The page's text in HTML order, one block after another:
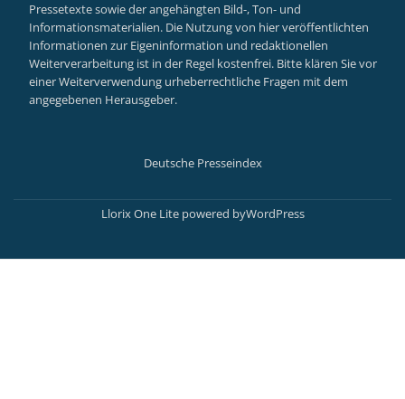
Pressetexte sowie der angehängten Bild-, Ton- und
Informationsmaterialien. Die Nutzung von hier veröffentlichten
Informationen zur Eigeninformation und redaktionellen
Weiterverarbeitung ist in der Regel kostenfrei. Bitte klären Sie vor
einer Weiterverwendung urheberrechtliche Fragen mit dem
angegebenen Herausgeber.
Deutsche Presseindex
Secondary
Llorix One Lite powered byWordPress